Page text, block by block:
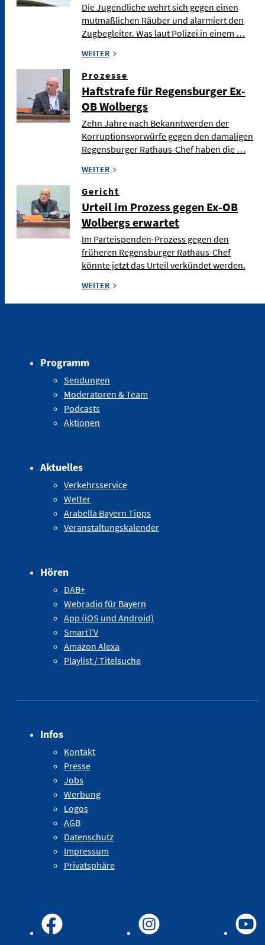
Die Jugendliche wehrt sich gegen einen
mutmaßlichen Räuber und alarmiert den
Zugbegleiter. Was laut Polizei in einem …
WEITER
Prozesse
Haftstrafe für Regensburger Ex-
OB Wolbergs
Zehn Jahre nach Bekanntwerden der
Korruptionsvorwürfe gegen den damaligen
Regensburger Rathaus-Chef haben die …
WEITER
Gericht
Urteil im Prozess gegen Ex-OB
Wolbergs erwartet
Im Parteispenden-Prozess gegen den
früheren Regensburger Rathaus-Chef
könnte jetzt das Urteil verkündet werden.
WEITER
Programm
Sendungen
Moderatoren & Team
Podcasts
Aktionen
Aktuelles
Verkehrsservice
Wetter
Arabella Bayern Tipps
Veranstaltungskalender
Hören
DAB+
Webradio für Bayern
App (iOS und Android)
SmartTV
Amazon Alexa
Playlist / Titelsuche
Infos
Kontakt
Presse
Jobs
Werbung
Logos
AGB
Datenschutz
Impressum
Privatsphäre